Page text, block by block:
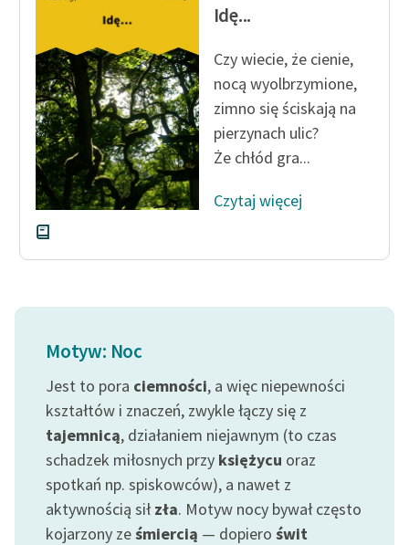
Polityka prywatności
Regulamin biblioteki
Dane fundacji i
sprawozdania finansowe
Regulamin darowizn
Informacja o treściach
wrażliwych
Deklaracja dostępności
Idę...
Czy wiecie, że cienie,
nocą wyolbrzymione,
zimno się ściskają na
pierzynach ulic?
Że chłód gra...
Czytaj więcej
Motyw: Noc
Jest to pora ciemności, a więc niepewności
kształtów i znaczeń, zwykle łączy się z
tajemnicą, działaniem niejawnym (to czas
schadzek miłosnych przy księżycu oraz
spotkań np. spiskowców), a nawet z
aktywnością siłzła. Motyw nocy bywał często
kojarzony ześmiercią — dopiero świt